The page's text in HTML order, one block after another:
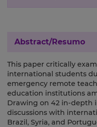
Abstract/Resumo
This paper critically
international students
emergency remote
education institutions
Drawing on 42 in-depth
discussions with
Brazil, Syria, and